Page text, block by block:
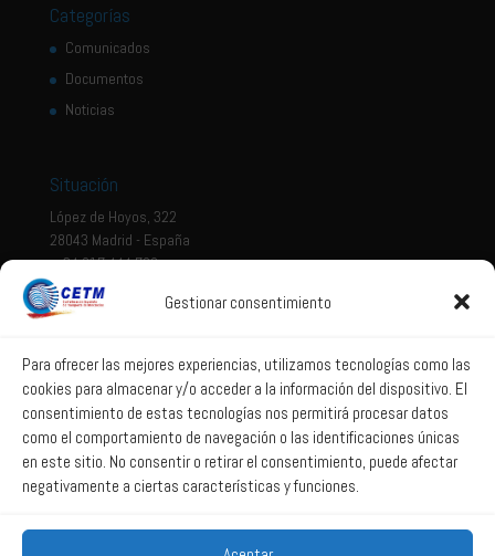
Gestionar consentimiento
Para ofrecer las mejores experiencias, utilizamos tecnologías como las
cookies para almacenar y/o acceder a la información del dispositivo. El
consentimiento de estas tecnologías nos permitirá procesar datos
como el comportamiento de navegación o las identificaciones únicas
en este sitio. No consentir o retirar el consentimiento, puede afectar
negativamente a ciertas características y funciones.
Categorías
Comunicados
Documentos
Noticias
Situación
López de Hoyos, 322
28043 Madrid - España
+ 34 917 444 700
Aviso legal
Política de privacidad
Política de Sistema Interno de Información
Política de Cookies
Correo web